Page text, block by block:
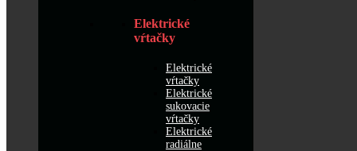
Elektrické
vŕtačky
Elektrické
vŕtačky
Elektrické
sukovacie
vŕtačky
Elektrické
radiálne